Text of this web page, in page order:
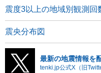
震度3以上の地域別観測回
震央分布図
最新の地震情報を
tenki.jp公式X（旧